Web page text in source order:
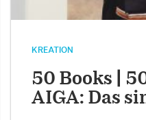
KREATION
50 Books |
AIGA: Das